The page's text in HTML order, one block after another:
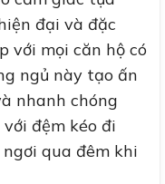
đại và đặc
với mọi căn hộ có
ngủ này tạo ấn
nhanh chóng
đệm kéo đi
qua đêm khi